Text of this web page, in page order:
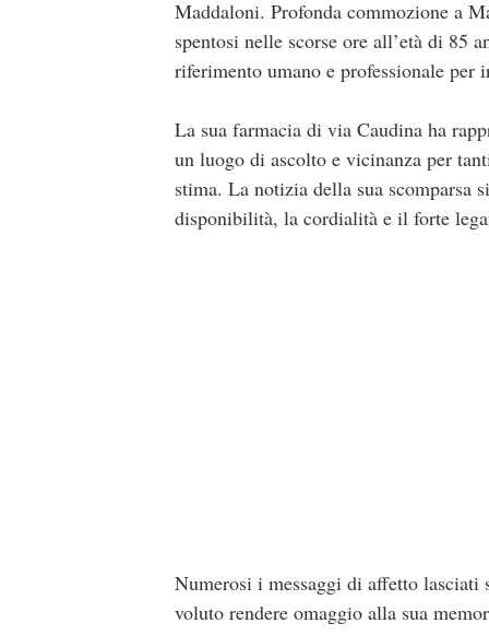
Maddaloni. Profonda commozione a
spentosi nelle scorse ore all’età di 85
riferimento umano e professionale per
La sua farmacia di via Caudina ha
un luogo di ascolto e vicinanza per
stima. La notizia della sua scomparsa
disponibilità, la cordialità e il forte
Numerosi i messaggi di affetto
voluto rendere omaggio alla sua